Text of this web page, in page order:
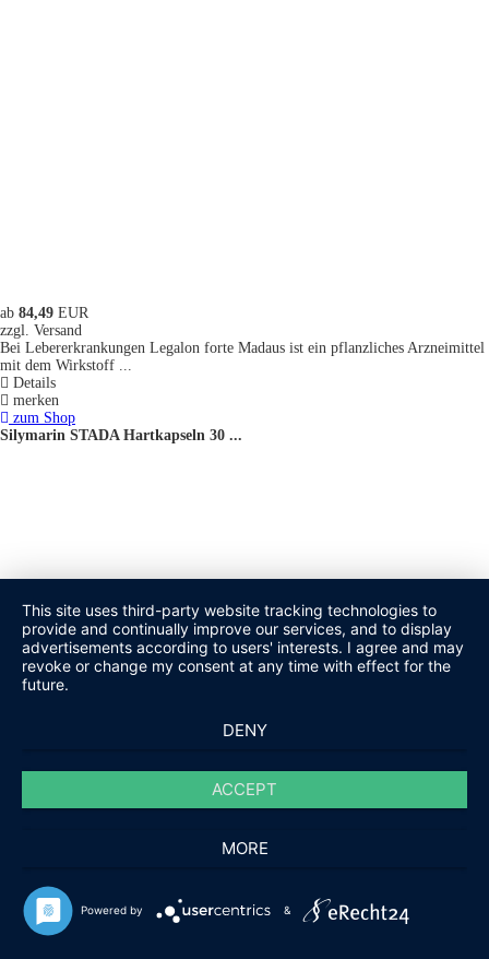
ab 84,49 EUR
zzgl. Versand
Bei Lebererkrankungen Legalon forte Madaus ist ein pflanzliches Arzneimittel
mit dem Wirkstoff ...
Details
merken
zum Shop
Silymarin STADA Hartkapseln 30 ...
This site uses third-party website tracking technologies to
provide and continually improve our services, and to display
advertisements according to users' interests. I agree and may
revoke or change my consent at any time with effect for the
future.
DENY
ACCEPT
MORE
Powered by &